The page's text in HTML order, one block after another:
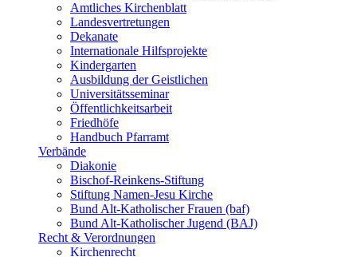
Amtliches Kirchenblatt
Landesvertretungen
Dekanate
Internationale Hilfsprojekte
Kindergarten
Ausbildung der Geistlichen
Universitätsseminar
Öffentlichkeitsarbeit
Friedhöfe
Handbuch Pfarramt
Verbände
Diakonie
Bischof-Reinkens-Stiftung
Stiftung Namen-Jesu Kirche
Bund Alt-Katholischer Frauen (baf)
Bund Alt-Katholischer Jugend (BAJ)
Recht & Verordnungen
Kirchenrecht